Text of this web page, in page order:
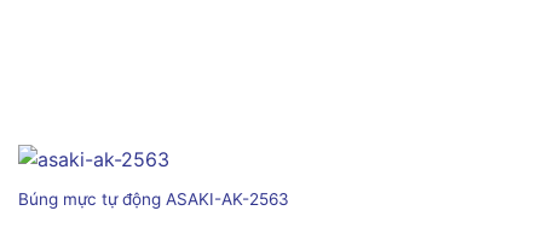
Búng mực tự động ASAKI-AK-2563